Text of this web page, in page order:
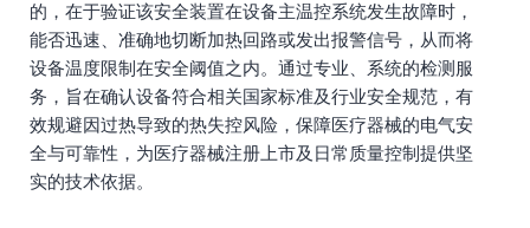
的，在于验证该安全装置在设备主温控系统发生故障时，
能否迅速、准确地切断加热回路或发出报警信号，从而将
设备温度限制在安全阈值之内。通过专业、系统的检测服
务，旨在确认设备符合相关国家标准及行业安全规范，有
效规避因过热导致的热失控风险，保障医疗器械的电气安
全与可靠性，为医疗器械注册上市及日常质量控制提供坚
实的技术依据。